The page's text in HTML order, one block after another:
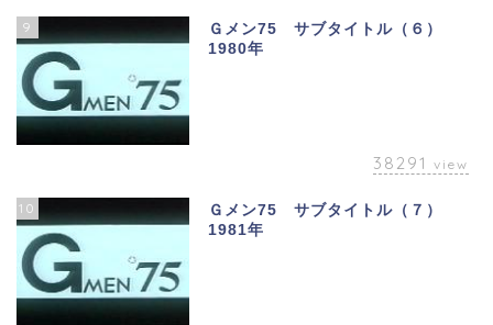
9
Ｇメン75 サブタイトル（６）
1980年
38291 view
10
Ｇメン75 サブタイトル（７）
1981年